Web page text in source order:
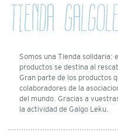
TIENDA
Somos una Tienda solidaria:
productos se destina al
Gran parte de los productos
colaboradores de la
del mundo. Gracias a
la actividad de Galgo Leku.